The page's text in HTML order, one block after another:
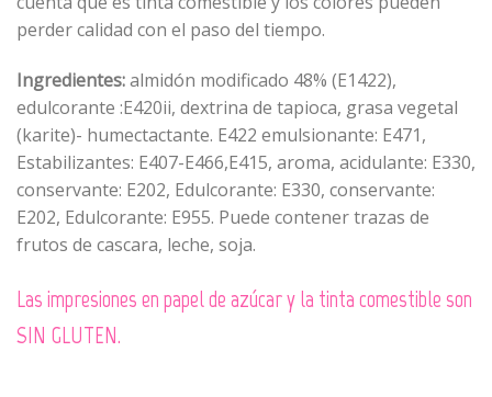
perder calidad con el paso del tiempo.
Ingredientes:almidón modificado 48% (E1422),
edulcorante :E420ii, dextrina de tapioca, grasa vegetal
(karite)- humectactante. E422 emulsionante: E471,
Estabilizantes: E407-E466,E415, aroma, acidulante: E330,
conservante: E202, Edulcorante: E330, conservante:
E202, Edulcorante: E955. Puede contener trazas de
frutos de cascara, leche, soja.
Las impresiones en papel de azúcar y la tinta comestible son
SIN GLUTEN.